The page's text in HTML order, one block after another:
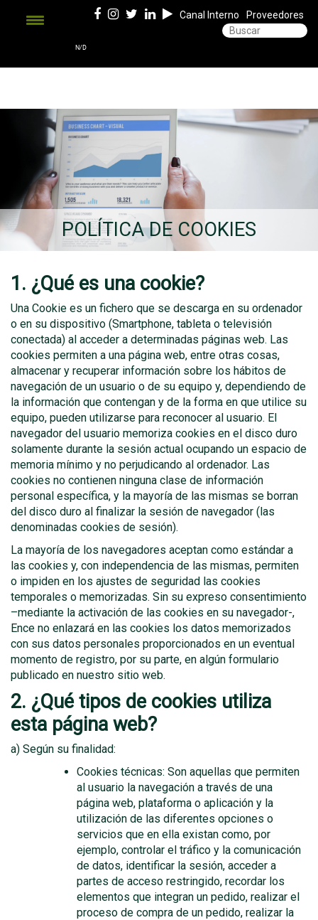
Canal Interno Proveedores
POLÍTICA DE COOKIES
1. ¿Qué es una cookie?
Una Cookie es un fichero que se descarga en su ordenador
o en su dispositivo (Smartphone, tableta o televisión
conectada) al acceder a determinadas páginas web. Las
cookies permiten a una página web, entre otras cosas,
almacenar y recuperar información sobre los hábitos de
navegación de un usuario o de su equipo y, dependiendo de
la información que contengan y de la forma en que utilice su
equipo, pueden utilizarse para reconocer al usuario. El
navegador del usuario memoriza cookies en el disco duro
solamente durante la sesión actual ocupando un espacio de
memoria mínimo y no perjudicando al ordenador. Las
cookies no contienen ninguna clase de información
personal específica, y la mayoría de las mismas se borran
del disco duro al finalizar la sesión de navegador (las
denominadas cookies de sesión).
La mayoría de los navegadores aceptan como estándar a
las cookies y, con independencia de las mismas, permiten
o impiden en los ajustes de seguridad las cookies
temporales o memorizadas. Sin su expreso consentimiento
–mediante la activación de las cookies en su navegador-,
Ence no enlazará en las cookies los datos memorizados
con sus datos personales proporcionados en un eventual
momento de registro, por su parte, en algún formulario
publicado en nuestro sitio web.
2. ¿Qué tipos de cookies utiliza
esta página web?
a) Según su finalidad:
Cookies técnicas: Son aquellas que permiten
al usuario la navegación a través de una
página web, plataforma o aplicación y la
utilización de las diferentes opciones o
servicios que en ella existan como, por
ejemplo, controlar el tráfico y la comunicación
de datos, identificar la sesión, acceder a
partes de acceso restringido, recordar los
elementos que integran un pedido, realizar el
proceso de compra de un pedido, realizar la